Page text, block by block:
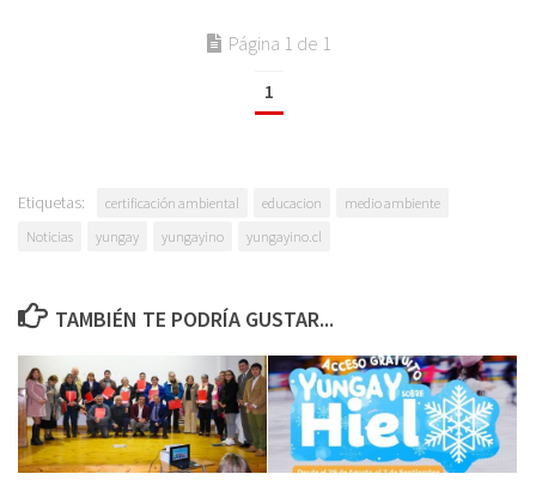
Página 1 de 1
1
Etiquetas: certificación ambiental educacion
medio ambiente
Noticias
yungay yungayino yungayino.cl
TAMBIÉN TE PODRÍA GUSTAR...